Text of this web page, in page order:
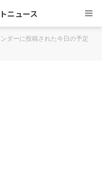
ニュース
ダーに投稿された今日の予定